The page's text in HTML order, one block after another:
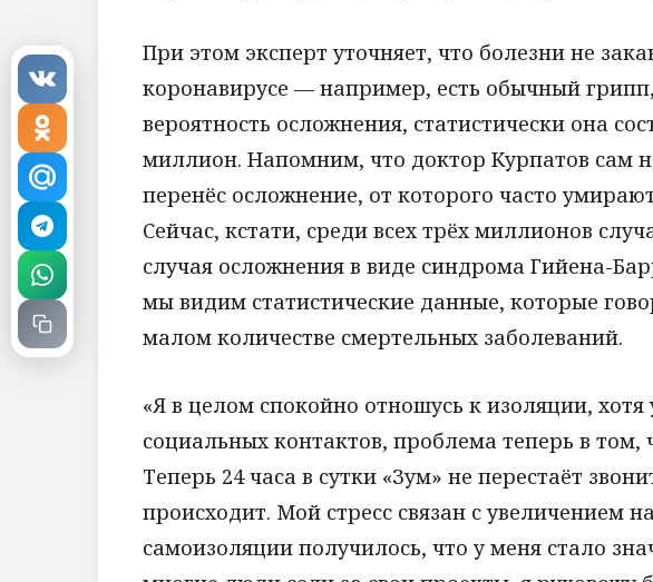
При этом эксперт уточняет, что болезни не
коронавирусе — например, есть обычный
вероятность осложнения, статистически она
миллион. Напомним, что доктор Курпатов сам
перенёс осложнение, от которого часто
Сейчас, кстати, среди всех трёх миллионов
случая осложнения в виде синдрома Гийена-
мы видим статистические данные, которые
малом количестве смертельных заболеваний.
«Я в целом спокойно отношусь к изоляции,
социальных контактов, проблема теперь в том,
Теперь 24 часа в сутки «Зум» не перестаёт
происходит. Мой стресс связан с увеличением
самоизоляции получилось, что у меня стало